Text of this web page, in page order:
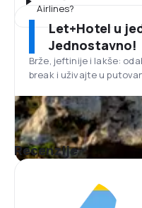
Airlines?
Let+Hotel u
Jednostavno!
Brže, jeftinije i lakše:
break i uživajte u
Recenzije